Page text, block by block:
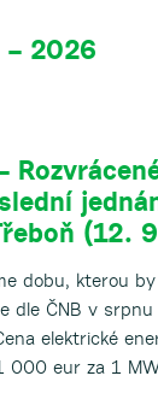
2026
(12.
dobu, kterou
dle ČNB v srpnu
elektrické
000 eur za 1